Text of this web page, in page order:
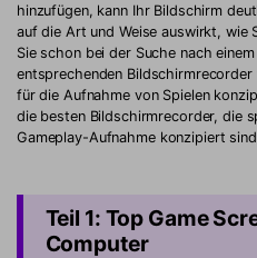
hinzufügen, kann Ihr Bildschirm
auf die Art und Weise auswirkt, wie
Sie schon bei der Suche nach
entsprechenden
für die Aufnahme von Spielen
die besten Bildschirmrecorder, die
Gameplay-Aufnahme konzipiert
Teil 1: Top Game
Computer